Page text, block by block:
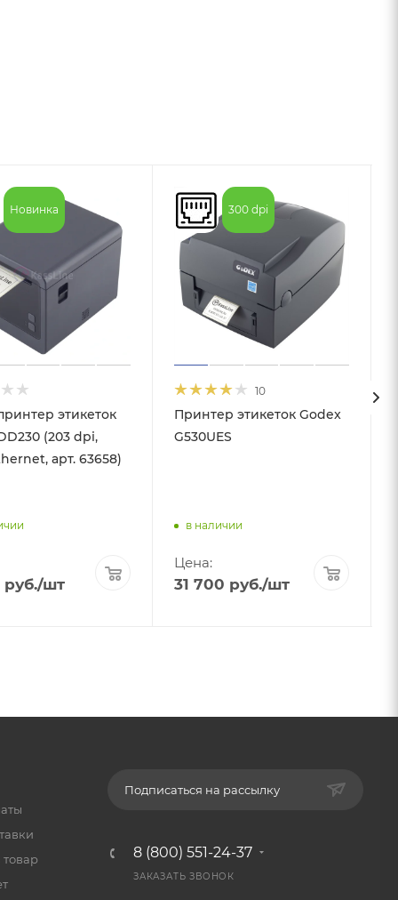
Новинка
этикеток
(203 dpi,
арт. 63658)
руб./шт
300 dpi
10
Принтер этикеток Godex
G530UES
в наличии
Цена:
31 700 руб./шт
товар
Подписаться на рассылку
8 (800) 551-24-37
ЗАКАЗАТЬ ЗВОНОК